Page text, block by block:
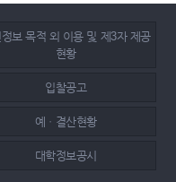
정보 목적 외 이용 및 제3자 제공
현황
입찰공고
예ㆍ결산현황
대학정보공시